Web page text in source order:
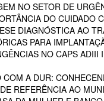
NO SETOR DE
DO CUIDADO
DIAGNÓSTICA AO
PARA
NO CAPS ADIII
COM A DUR:
REFERÊNCIA AO